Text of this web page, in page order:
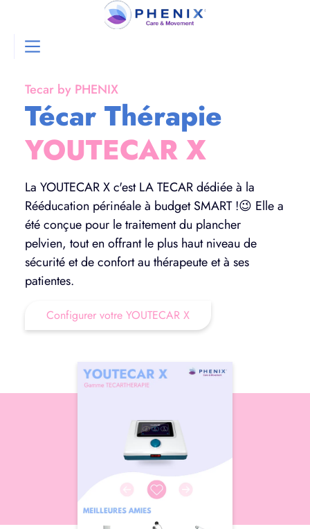
Tecar by PHENIX
Técar Thérapie
YOUTECAR X
La YOUTECAR X c'est LA TECAR dédiée à la
Rééducation périnéale à budget SMART !😉 Elle a
été conçue pour le traitement du plancher
pelvien, tout en offrant le plus haut niveau de
sécurité et de confort au thérapeute et à ses
patientes.
Configurer votre YOUTECAR X